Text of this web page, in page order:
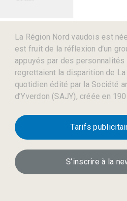
La Région Nord vaudois est
est fruit de la réflexion d’un
appuyés par des personnalités
regrettaient la disparition de
quotidien édité par la Société
d’Yverdon (SAJY), créée en
Tarifs
S’inscrire à la